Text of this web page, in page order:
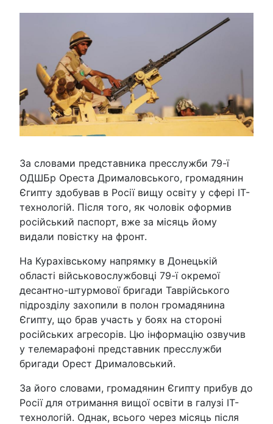
За словами представника пресслужби 79-ї
ОДШБр Ореста Дрималовського, громадянин
Єгипту здобував в Росії вищу освіту у сфері IT-
технологій. Після того, як чоловік оформив
російський паспорт, вже за місяць йому
видали повістку на фронт.
На Курахівському напрямку в Донецькій
області військовослужбовці 79-ї окремої
десантно-штурмової бригади Таврійського
підрозділу захопили в полон громадянина
Єгипту, що брав участь у боях на стороні
російських агресорів. Цю інформацію озвучив
у телемарафоні представник пресслужби
бригади Орест Дрималовський.
За його словами, громадянин Єгипту прибув до
Росії для отримання вищої освіти в галузі IT-
технологій. Однак, всього через місяць після